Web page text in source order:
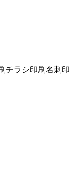
チラシ印刷名刺印